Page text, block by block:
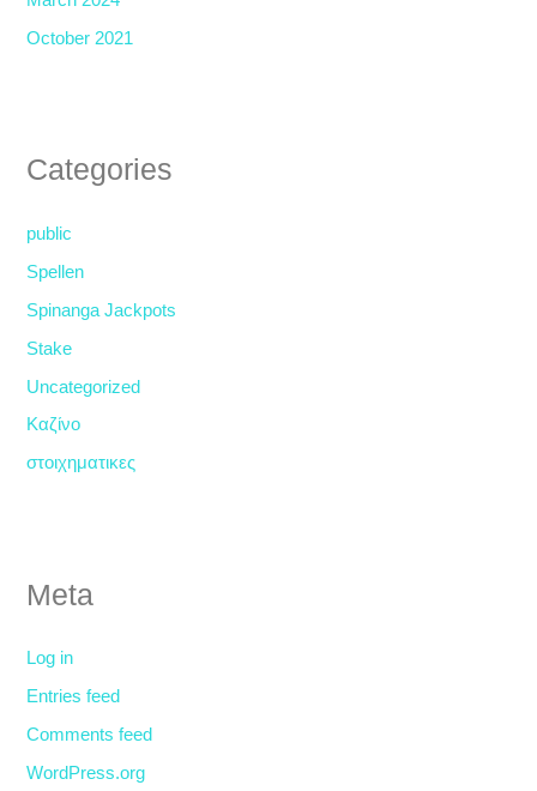
October 2021
Categories
public
Spellen
Spinanga Jackpots
Stake
Uncategorized
Καζίνο
στοιχηματικες
Meta
Log in
Entries feed
Comments feed
WordPress.org